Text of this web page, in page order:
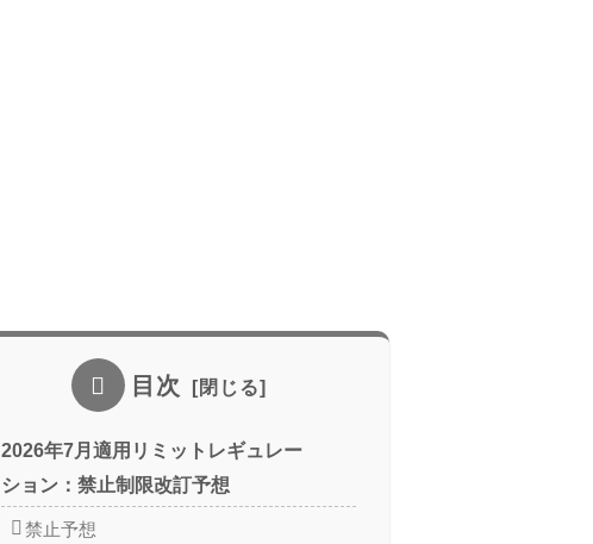
目次
2026年7月適用リミットレギュレー
ション：禁止制限改訂予想
禁止予想